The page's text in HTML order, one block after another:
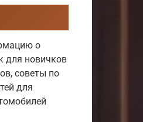
о
для новичков
советы по
для